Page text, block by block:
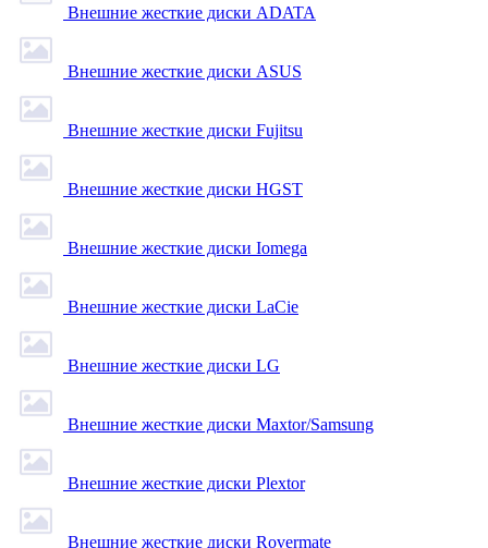
Внешние жесткие диски ADATA
Внешние жесткие диски ASUS
Внешние жесткие диски Fujitsu
Внешние жесткие диски HGST
Внешние жесткие диски Iomega
Внешние жесткие диски LaCie
Внешние жесткие диски LG
Внешние жесткие диски Maxtor/Samsung
Внешние жесткие диски Plextor
Внешние жесткие диски Rovermate